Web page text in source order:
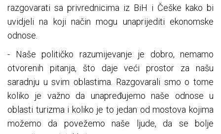
razgovarati sa privrednicima iz BiH i Češke kako bi
uvidjeli na koji način mogu unaprijediti ekonomske
odnose.
- Naše političko razumijevanje je dobro, nemamo
otvorenih pitanja, što daje veći prostor za našu
saradnju u svim oblastima. Razgovarali smo o tome
koliko je važno da unapređujemo naše odnose u
oblasti turizma i koliko je to jedan od mostova kojima
možemo da povežemo naše ljude, da se bolje